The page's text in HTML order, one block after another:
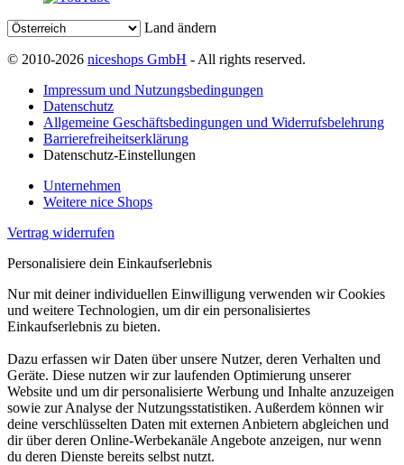
Land ändern
© 2010-2026 niceshops GmbH - All rights reserved.
Impressum und Nutzungsbedingungen
Datenschutz
Allgemeine Geschäftsbedingungen und Widerrufsbelehrung
Barrierefreiheitserklärung
Datenschutz-Einstellungen
Unternehmen
Weitere nice Shops
Vertrag widerrufen
Personalisiere dein Einkaufserlebnis
Nur mit deiner individuellen Einwilligung verwenden wir Cookies
und weitere Technologien, um dir ein personalisiertes
Einkaufserlebnis zu bieten.
Dazu erfassen wir Daten über unsere Nutzer, deren Verhalten und
Geräte. Diese nutzen wir zur laufenden Optimierung unserer
Website und um dir personalisierte Werbung und Inhalte anzuzeigen
sowie zur Analyse der Nutzungsstatistiken. Außerdem können wir
deine verschlüsselten Daten mit externen Anbietern abgleichen und
dir über deren Online-Werbekanäle Angebote anzeigen, nur wenn
du deren Dienste bereits selbst nutzt.